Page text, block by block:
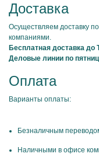
Доставка
Осуществляем доставку
компаниями.
Бесплатная доставка
Деловые линии по
Оплата
Варианты оплаты:
Безналичным
Наличными в офисе